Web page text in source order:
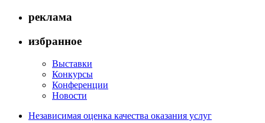
реклама
избранное
Выставки
Конкурсы
Конференции
Новости
Независимая оценка качества оказания услуг